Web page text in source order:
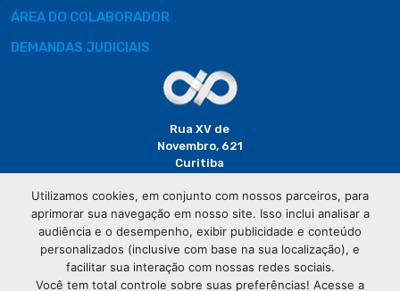
ÁREA DO COLABORADOR
DEMANDAS JUDICIAIS
Rua XV de
Novembro, 621
Curitiba
(41) 3320-
2929
Utilizamos cookies, em conjunto com nossos parceiros, para
aprimorar sua navegação em nosso site. Isso inclui analisar a
audiência e o desempenho, exibir publicidade e conteúdo
personalizados (inclusive com base na sua localização), e
facilitar sua interação com nossas redes sociais.
Você tem total controle sobre suas preferências! Acesse a